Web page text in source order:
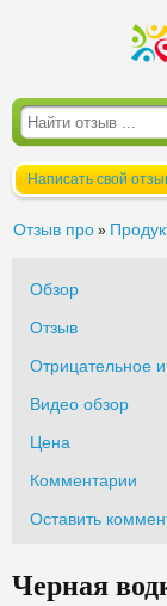
Написать свой
Отзыв про »
Обзор
Отзыв
Отрицательное
Видео обзор
Цена
Комментарии
Оставить
Черная